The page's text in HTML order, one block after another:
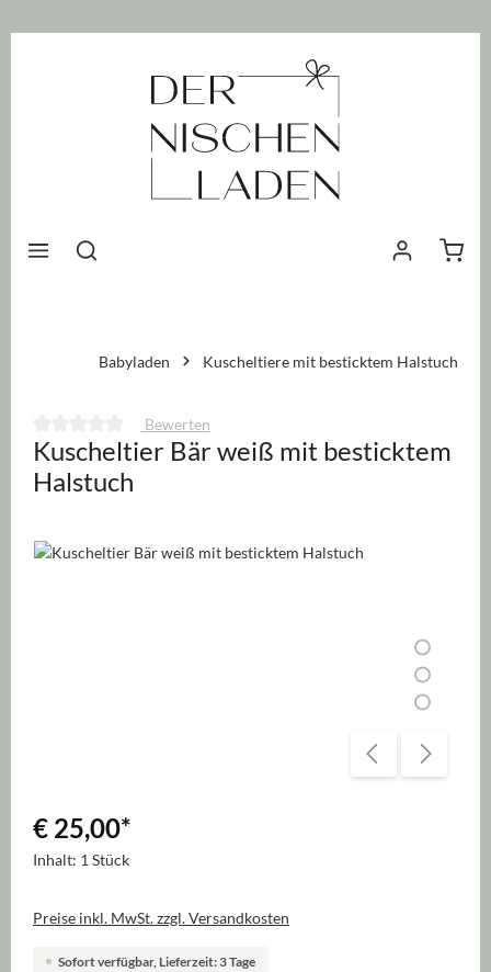
Babyladen Kuscheltiere mit besticktem Halstuch
Durchschnittliche Bewertung von 0 von 5 Sternen
Bewerten
Kuscheltier Bär weiß mit besticktem
Halstuch
Bildergalerie überspringen
€ 25,00*
Inhalt: 1 Stück
Preise inkl. MwSt. zzgl. Versandkosten
Sofort verfügbar, Lieferzeit: 3 Tage